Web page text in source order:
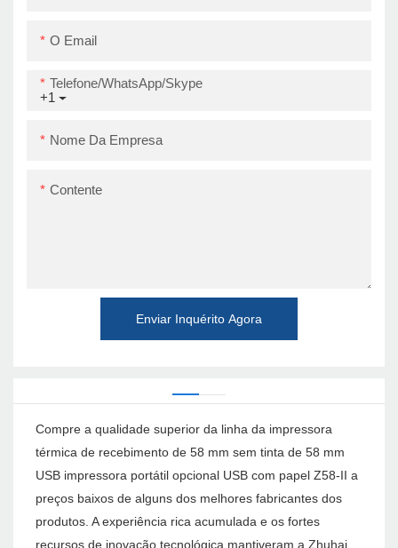
O Email
+1
Telefone/WhatsApp/Skype
Nome Da Empresa
Contente
Enviar Inquérito Agora
Compre a qualidade superior da linha da impressora
térmica de recebimento de 58 mm sem tinta de 58 mm
USB impressora portátil opcional USB com papel Z58-II a
preços baixos de alguns dos melhores fabricantes dos
produtos. A experiência rica acumulada e os fortes
recursos de inovação tecnológica mantiveram a Zhuhai